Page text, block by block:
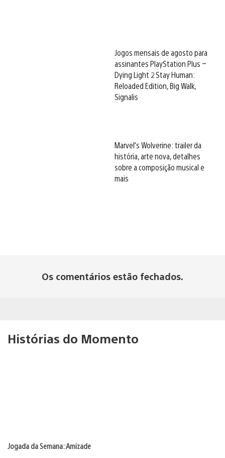
Jogos mensais de agosto para
assinantes PlayStation Plus –
Dying Light 2 Stay Human:
Reloaded Edition, Big Walk,
Signalis
Marvel’s Wolverine: trailer da
história, arte nova, detalhes
sobre a composição musical e
mais
Os comentários estão fechados.
Histórias do Momento
Jogada da Semana: Amizade